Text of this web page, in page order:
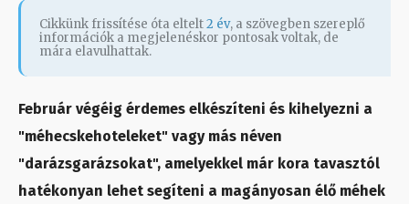
Cikkünk frissítése óta eltelt2 év, a szövegben szereplő
információk a megjelenéskor pontosak voltak, de
mára elavulhattak.
Február végéig érdemes elkészíteni és kihelyezni a
"méhecskehoteleket" vagy más néven
"darázsgarázsokat", amelyekkel már kora tavasztól
hatékonyan lehet segíteni a magányosan élő méhek